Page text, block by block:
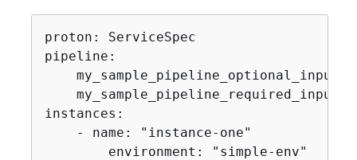
proton: ServiceSpec
pipeline:
my_sample_pipeline_optional_input:
my_sample_pipeline_required_input:
instances:
    - name: "instance-one"
        environment: "simple-env"